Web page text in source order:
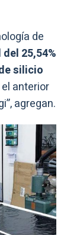
de
25,54%
silicio
anterior
agregan.